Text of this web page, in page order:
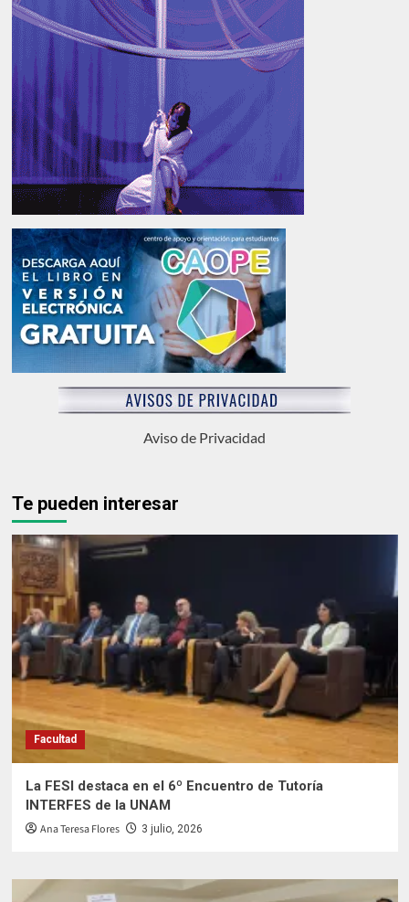
Aviso de Privacidad
Te pueden interesar
Facultad
La FESI destaca en el 6º Encuentro de Tutoría
INTERFES de la UNAM
Ana Teresa Flores 3 julio, 2026